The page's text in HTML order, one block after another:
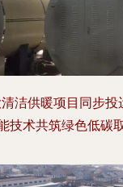
洁供暖项目同步投
技术共筑绿色低碳